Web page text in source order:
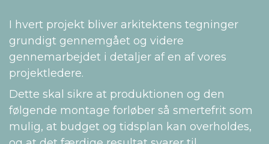
I hvert projekt bliver arkitektens tegninger
grundigt gennemgået og videre
gennemarbejdet i detaljer af en af vores
projektledere.
Dette skal sikre at produktionen og den
følgende montage forløber så smertefrit som
mulig, at budget og tidsplan kan overholdes,